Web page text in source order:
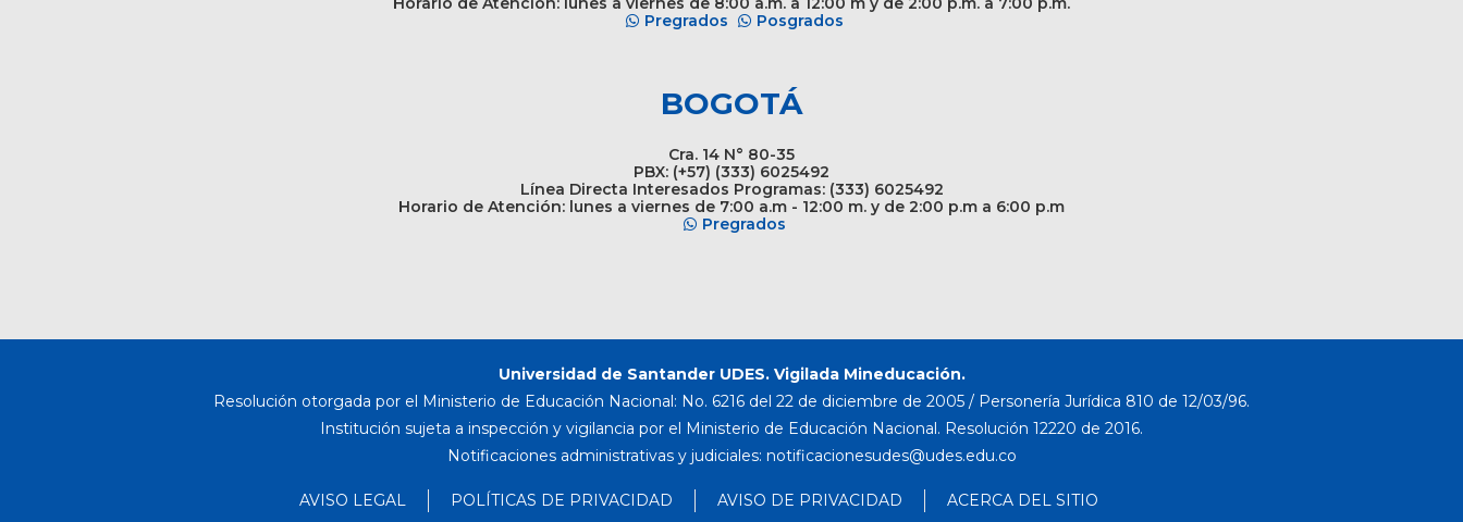
Pregrados
Posgrados
BOGOTÁ
Cra. 14 N° 80-35
PBX: (+57) (333) 6025492
Línea Directa Interesados Programas: (333) 6025492
Horario de Atención: lunes a viernes de 7:00 a.m - 12:00 m. y de 2:00 p.m a 6:00 p.m
Pregrados
Universidad de Santander UDES. Vigilada Mineducación.
Resolución otorgada por el Ministerio de Educación Nacional: No. 6216 del 22 de diciembre de 2005 / Personería Jurídica 810 de 12/03/96.
Institución sujeta a inspección y vigilancia por el Ministerio de Educación Nacional. Resolución 12220 de 2016.
Notificaciones administrativas y judiciales:
AVISO LEGAL POLÍTICAS DE PRIVACIDAD AVISO DE PRIVACIDAD ACERCA DEL SITIO